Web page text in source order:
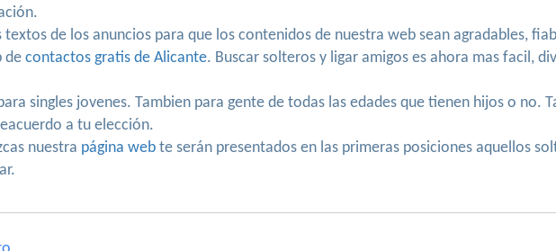
de los anuncios para que los contenidos de nuestra web sean agradables,
de contactos gratis de Alicante. Buscar solteros y ligar amigos es ahora mas facil,
singles jovenes. Tambien para gente de todas las edades que tienen hijos o no.
a tu elección.
nuestra página web te serán presentados en las primeras posiciones aquellos